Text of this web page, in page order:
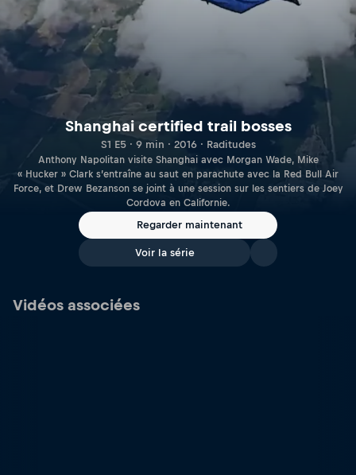
Shanghai certified trail bosses
S1 E5 · 9 min · 2016 · Raditudes
Anthony Napolitan visite Shanghai avec Morgan Wade, Mike
« Hucker » Clark s’entraîne au saut en parachute avec la Red Bull Air
Force, et Drew Bezanson se joint à une session sur les sentiers de Joey
Cordova en Californie.
Regarder maintenant
Voir la série
Vidéos associées